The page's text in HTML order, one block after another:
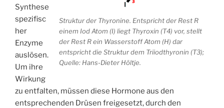
Struktur der Thyronine. Entspricht der Rest R
einem Iod Atom (I) liegt Thyroxin (T4) vor, stellt
der Rest R ein Wasserstoff Atom (H) dar
entspricht die Struktur dem Triiodthyronin (T3);
Quelle: Hans-Dieter Höltje.
Synthese
spezifisc
her
Enzyme
auslösen.
Um ihre
Wirkung
zu entfalten, müssen diese Hormone aus den
entsprechenden Drüsen freigesetzt, durch den